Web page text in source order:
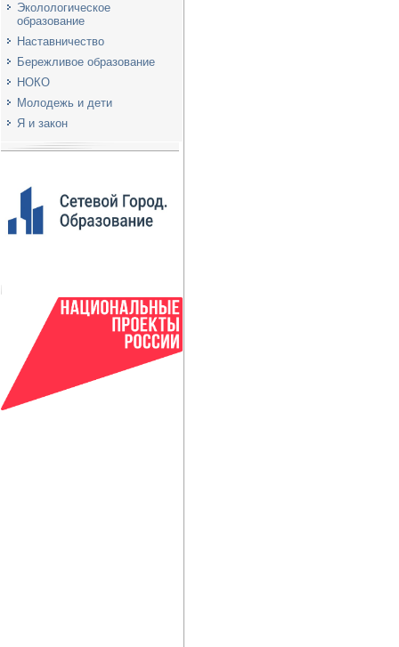
Эколологическое
образование
Наставничество
Бережливое образование
НОКО
Молодежь и дети
Я и закон